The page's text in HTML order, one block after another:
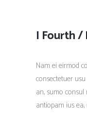
I Fourth /
Nam ei eirmod
consectetuer
an, sumo
antiopam ius